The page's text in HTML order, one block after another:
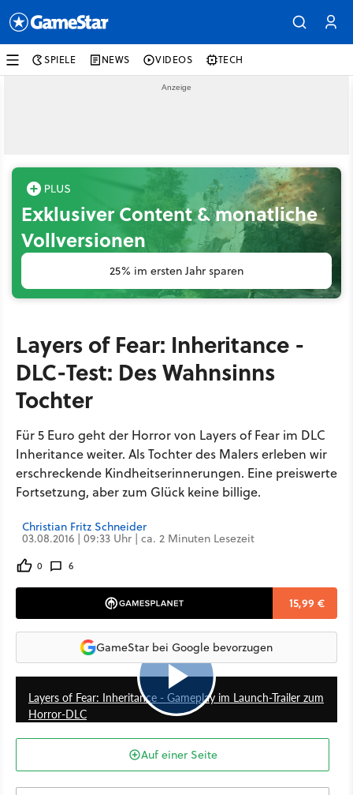
SPIELE NEWS VIDEOS TECH
Exklusiver Content & monatliche
Vollversionen
25% im ersten Jahr sparen
Layers of Fear: Inheritance -
DLC-Test: Des Wahnsinns
Tochter
Für 5 Euro geht der Horror von Layers of Fear im DLC
Inheritance weiter. Als Tochter des Malers erleben wir
erschreckende Kindheitserinnerungen. Eine preiswerte
Fortsetzung, aber zum Glück keine billige.
Christian Fritz Schneider
03.08.2016 | 09:33 Uhr | ca. 2 Minuten Lesezeit
0 6
15,99 €
GameStar bei Google bevorzugen
1:32
Layers of Fear: Inheritance - Gameplay im Launch-Trailer zum
Horror-DLC
Auf einer Seite